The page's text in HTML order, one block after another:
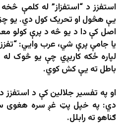
استفزز د “استفزاز” له کلمې
یې هڅول او تحریک کول دي. یو
اصل کې دا د یو څه د پرې کولو
یا جامې پرې شي، عرب وايي:
لپاره ځکه کاریږي چې یو څوک
باطل ته یې کش کوي.
او په تفسیر جلالین کې د استفزز
دي: په خپل پټ غږ سره هغوی
ګناهو ته رابلل.